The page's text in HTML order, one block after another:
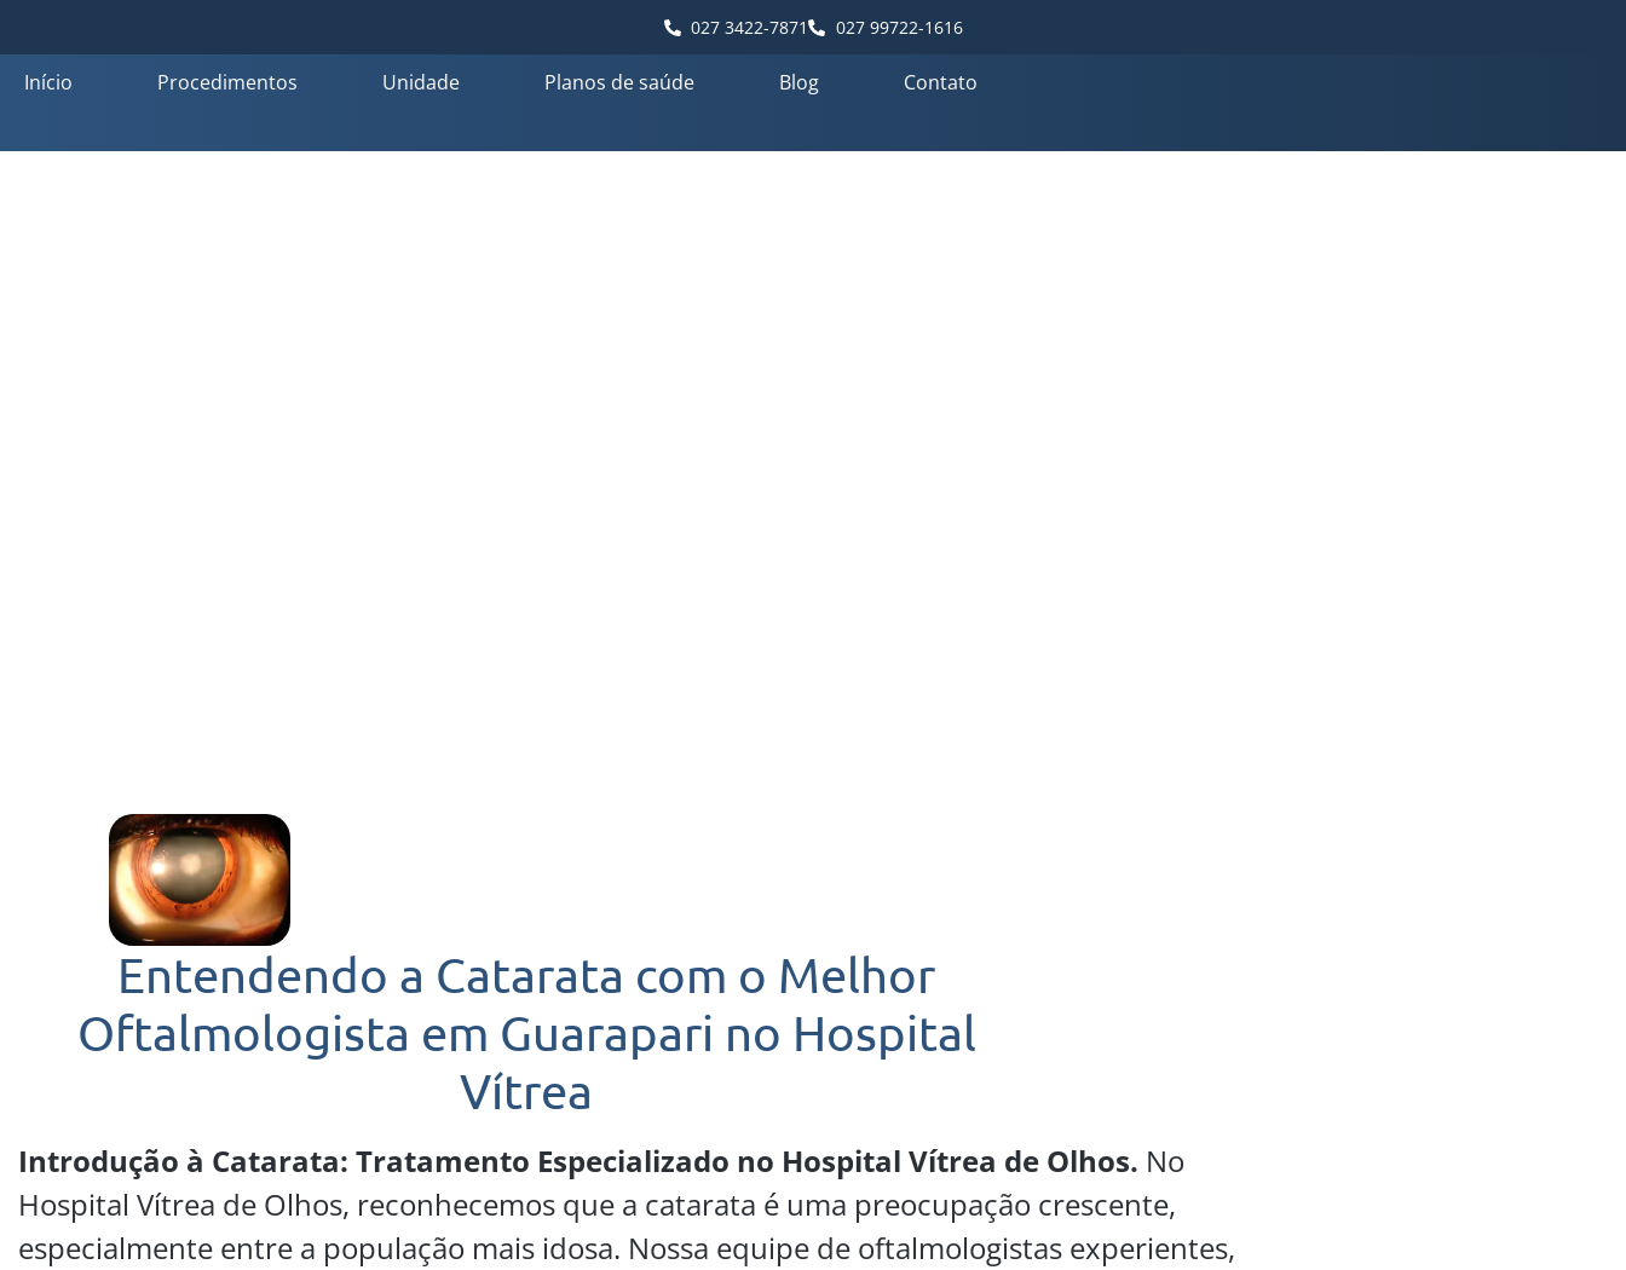
027 3422-7871 027 99722-1616
Início Procedimentos Unidade Planos de saúde Blog Contato
Entendendo a Catarata com o Melhor
Oftalmologista em Guarapari no Hospital
Vítrea
Introdução à Catarata: Tratamento Especializado no Hospital Vítrea de Olhos. No
Hospital Vítrea de Olhos, reconhecemos que a catarata é uma preocupação crescente,
especialmente entre a população mais idosa. Nossa equipe de oftalmologistas experientes,